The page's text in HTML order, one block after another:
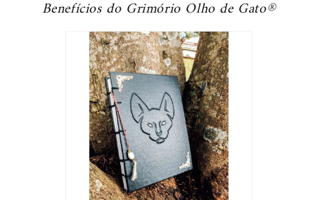
Benefícios do Grimório Olho de Gato®